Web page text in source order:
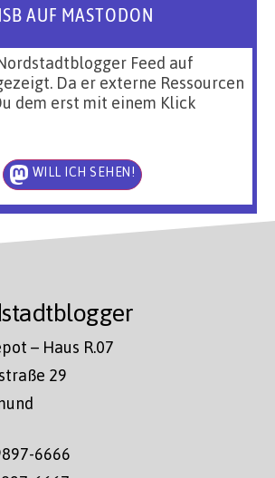
AUF MASTODON
Feed auf
Da er externe Ressourcen
dem erst mit einem Klick
WILL ICH SEHEN!
– Haus R.07
29
6666